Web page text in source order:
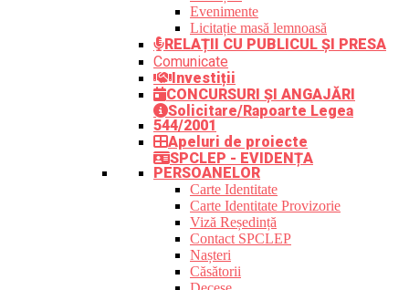
Evenimente
Licitație masă lemnoasă
RELAȚII CU PUBLICUL ȘI PRESA
Comunicate
Investiții
CONCURSURI ȘI ANGAJĂRI
Solicitare/Rapoarte Legea
544/2001
Apeluri de proiecte
SPCLEP - EVIDENȚA
PERSOANELOR
Carte Identitate
Carte Identitate Provizorie
Viză Reședință
Contact SPCLEP
Nașteri
Căsătorii